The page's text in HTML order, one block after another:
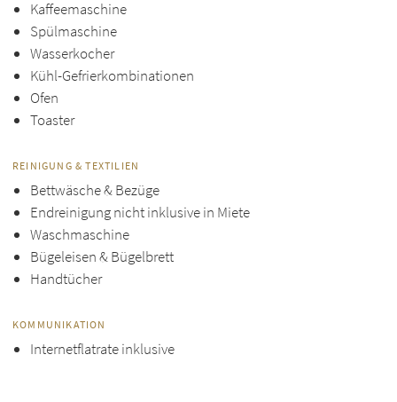
Kaffeemaschine
Spülmaschine
Wasserkocher
Kühl-Gefrierkombinationen
Ofen
Toaster
REINIGUNG & TEXTILIEN
Bettwäsche & Bezüge
Endreinigung nicht inklusive in Miete
Waschmaschine
Bügeleisen & Bügelbrett
Handtücher
KOMMUNIKATION
Internetflatrate inklusive